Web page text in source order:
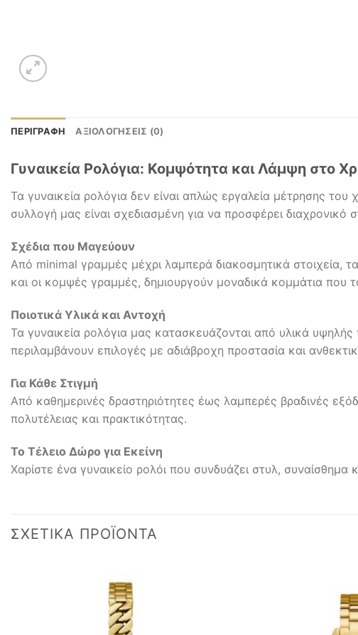
ΠΕΡΙΓΡΑΦΉ ΑΞΙΟΛΟΓΉΣΕΙΣ (0)
Γυναικεία Ρολόγια: Κομψότητα και Λάμψη στο
Τα γυναικεία ρολόγια δεν είναι απλώς εργαλεία μέτρησης
συλλογή μας είναι σχεδιασμένη για να προσφέρει διαχρονικό
Σχέδια που Μαγεύουν
Από minimal γραμμές μέχρι λαμπερά διακοσμητικά στοιχεία,
και οι κομψές γραμμές, δημιουργούν μοναδικά κομμάτια που
Ποιοτικά Υλικά και Αντοχή
Τα γυναικεία ρολόγια μας κατασκευάζονται από υλικά
περιλαμβάνουν επιλογές με αδιάβροχη προστασία και
Για Κάθε Στιγμή
Από καθημερινές δραστηριότητες έως λαμπερές βραδινές
πολυτέλειας και πρακτικότητας.
Το Τέλειο Δώρο για Εκείνη
Χαρίστε ένα γυναικείο ρολόι που συνδυάζει στυλ,
ΣΧΕΤΙΚΆ ΠΡΟΪΌΝΤΑ